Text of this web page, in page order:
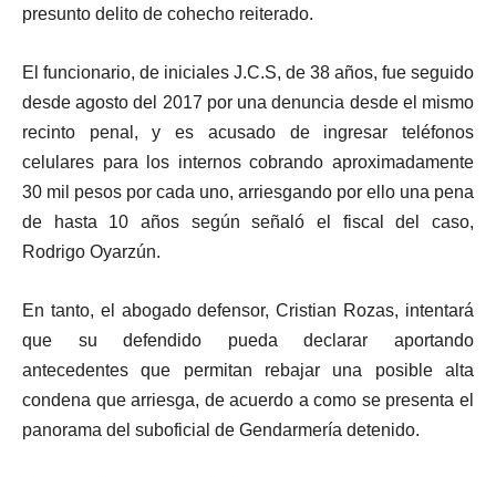
presunto delito de cohecho reiterado.
El funcionario, de iniciales J.C.S, de 38 años, fue seguido
desde agosto del 2017 por una denuncia desde el mismo
recinto penal, y es acusado de ingresar teléfonos
celulares para los internos cobrando aproximadamente
30 mil pesos por cada uno, arriesgando por ello una pena
de hasta 10 años según señaló el fiscal del caso,
Rodrigo Oyarzún.
En tanto, el abogado defensor, Cristian Rozas, intentará
que su defendido pueda declarar aportando
antecedentes que permitan rebajar una posible alta
condena que arriesga, de acuerdo a como se presenta el
panorama del suboficial de Gendarmería detenido.